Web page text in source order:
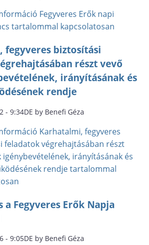
Fegyveres Erők napi
tartalommal kapcsolatosan
fegyveres biztosítási
részt vevő
irányításának és
rendje
- 9:34DE by Benefi Géza
Karhatalmi, fegyveres
feladatok végrehajtásában részt
igénybevételének, irányításának és
rendje tartalommal
a Fegyveres Erők Napja
- 9:05DE by Benefi Géza